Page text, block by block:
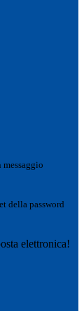
della password
elettronica!